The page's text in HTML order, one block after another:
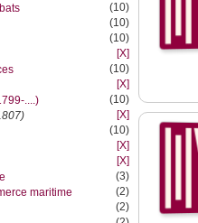
(10)
(10)
(10)
[X]
(10)
[X]
....)
(10)
[X]
(10)
[X]
[X]
(3)
maritime
(2)
(2)